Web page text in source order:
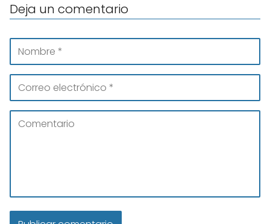
Deja un comentario